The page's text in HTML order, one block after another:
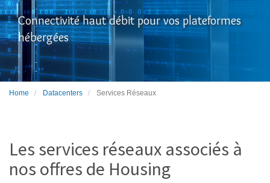
Connectivité haut débit pour vos plateformes
hébergées
Home Datacenters Services Réseaux
Les services réseaux associés à
nos offres de Housing